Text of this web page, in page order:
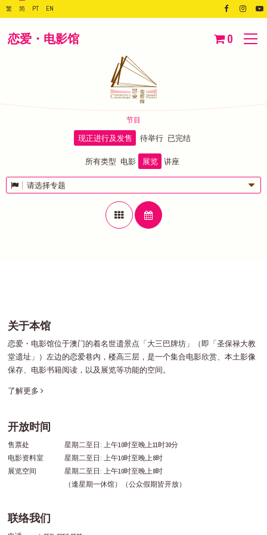
繁 简 PT EN
恋爱・电影馆 0
节目
现正进行及发售 待举行 已完结
所有类型 电影 展览 讲座
请选择专题
关于本馆
恋爱・电影馆位于澳门的着名世遗景点「大三巴牌坊」（即「圣保禄大教
堂遗址」）左边的恋爱巷内，楼高三层，是一个集合电影欣赏、本土影像
保存、电影书籍阅读，以及展览等功能的空间。
了解更多
开放时间
售票处
星期二至日: 上午10时至晚上11时30分
电影资料室
星期二至日: 上午10时至晚上8时
展览空间
星期二至日: 上午10时至晚上8时
（逢星期一休馆）（公众假期皆开放）
联络我们